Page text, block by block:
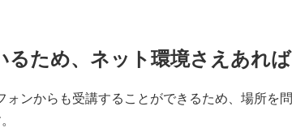
ため、ネット環境さえあれ
ンからも受講することができるため、場所を